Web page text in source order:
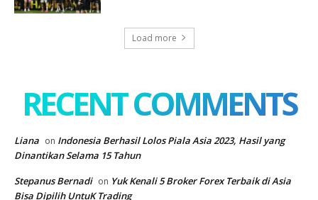
Load more
RECENT COMMENTS
Liana on Indonesia Berhasil Lolos Piala Asia 2023, Hasil yang
Dinantikan Selama 15 Tahun
Stepanus Bernadi on Yuk Kenali 5 Broker Forex Terbaik di Asia
Bisa Dipilih UntuK Trading